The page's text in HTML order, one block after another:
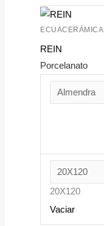
ECUACERÁMICA
REIN
Porcelanato
20X120
Vaciar